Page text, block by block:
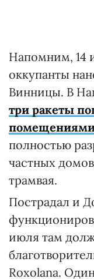
Напомним, 14
оккупанты
Винницы. В
три ракеты
полностью
частных
трамвая.
Пострадал и
июля там
Roxolana.